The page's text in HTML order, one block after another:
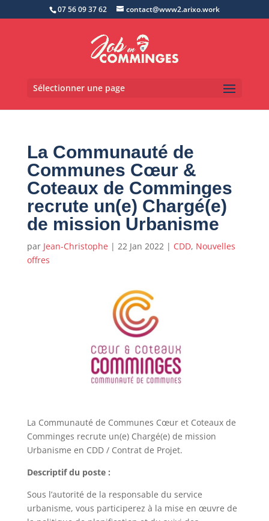
07 56 09 37 62 contact@www2.arixo.work
Sélectionner une page
La Communauté de
Communes Cœur &
Coteaux de Comminges
recrute un(e) Chargé(e)
de mission Urbanisme
par Jean-Christophe | 22 Jan 2022| CDD, Nouvelles
offres
La Communauté de Communes Cœur et Coteaux de
Comminges recrute un(e) Chargé(e) de mission
Urbanisme en CDD / Contrat de Projet.
Descriptif du poste :
Sous l’autorité de la responsable du service
urbanisme, vous participerez à la mise en œuvre de